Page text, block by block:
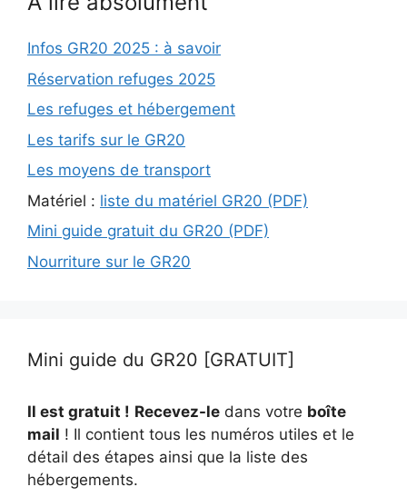
Infos GR20 2025 : à savoir
Réservation refuges 2025
Les refuges et hébergement
Les tarifs sur le GR20
Les moyens de transport
Matériel : liste du matériel GR20 (PDF)
Mini guide gratuit du GR20 (PDF)
Nourriture sur le GR20
Mini guide du GR20 [GRATUIT]
Il est gratuit ! Recevez-le dans votre boîte
mail ! Il contient tous les numéros utiles et le
détail des étapes ainsi que la liste des
hébergements.